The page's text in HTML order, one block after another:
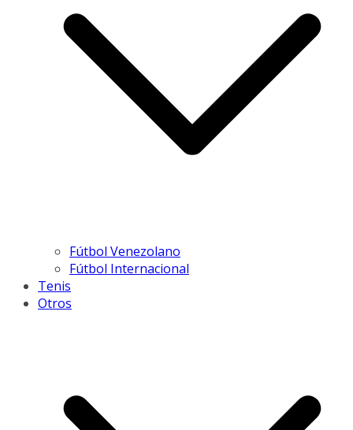
Fútbol Venezolano
Fútbol Internacional
Tenis
Otros